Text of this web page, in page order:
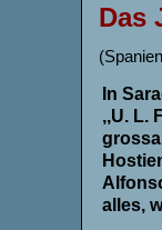
Das
In
,,U. L.
alles,